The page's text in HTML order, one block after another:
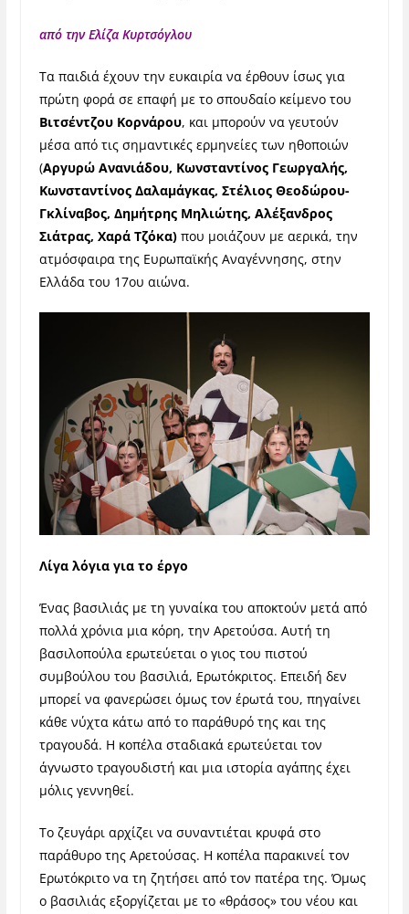
από την Ελίζα Κυρτσόγλου
Τα παιδιά έχουν την ευκαιρία να έρθουν ίσως για
πρώτη φορά σε επαφή με το σπουδαίο κείμενο του
Βιτσέντζου Κορνάρου, και μπορούν να γευτούν
μέσα από τις σημαντικές ερμηνείες των ηθοποιών
(Αργυρώ Ανανιάδου, Κωνσταντίνος Γεωργαλής,
Κωνσταντίνος Δαλαμάγκας, Στέλιος Θεοδώρου-
Γκλίναβος, Δημήτρης Μηλιώτης, Αλέξανδρος
Σιάτρας, Χαρά Τζόκα) που μοιάζουν με αερικά, την
ατμόσφαιρα της Ευρωπαϊκής Αναγέννησης, στην
Ελλάδα του 17ου αιώνα.
Λίγα λόγια για το έργο
Ένας βασιλιάς με τη γυναίκα του αποκτούν μετά από
πολλά χρόνια μια κόρη, την Αρετούσα. Αυτή τη
βασιλοπούλα ερωτεύεται ο γιος του πιστού
συμβούλου του βασιλιά, Ερωτόκριτος. Επειδή δεν
μπορεί να φανερώσει όμως τον έρωτά του, πηγαίνει
κάθε νύχτα κάτω από το παράθυρό της και της
τραγουδά. Η κοπέλα σταδιακά ερωτεύεται τον
άγνωστο τραγουδιστή και μια ιστορία αγάπης έχει
μόλις γεννηθεί.
Το ζευγάρι αρχίζει να συναντιέται κρυφά στο
παράθυρο της Αρετούσας. Η κοπέλα παρακινεί τον
Ερωτόκριτο να τη ζητήσει από τον πατέρα της. Όμως
ο βασιλιάς εξοργίζεται με το «θράσος» του νέου και